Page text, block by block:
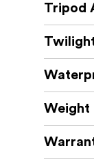
Tripod
Weight